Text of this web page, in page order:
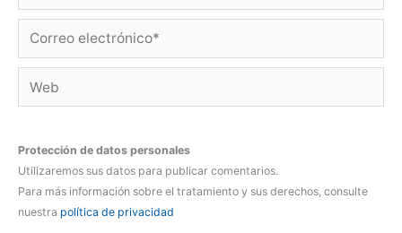
Correo
electrónico*
Web
Protección de datos personales
Utilizaremos sus datos para publicar comentarios.
Para más información sobre el tratamiento y sus derechos, consulte
nuestra política de privacidad